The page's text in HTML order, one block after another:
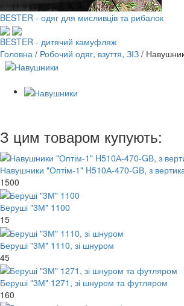
BESTER - одяг для мисливців та рибалок
BESTER - дитячий камуфляж
Головна / Робочий одяг, взуття, ЗІЗ /
З цим товаром купують:
Навушники "Оптім-1" H510А-470-GВ, з
1500
Беруші "3М" 1100
15
Беруші "3М" 1110, зі шнуром
45
Беруші "3М" 1271, зі шнуром та футляром
160